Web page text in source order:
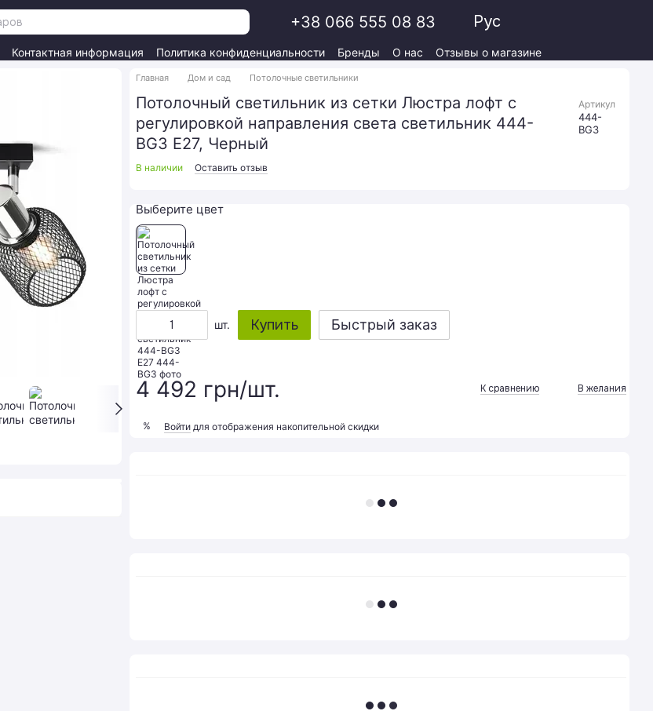
+38 066 555 08 83 Рус
Контактная информация Политика конфиденциальности Бренды О нас Отзывы о магазине
Главная Дом и сад Потолочные светильники
Потолочный светильник из сетки Люстра лофт с
регулировкой направления света светильник 444-
BG3 E27, Черный
Артикул
444-
BG3
В наличии Оставить отзыв
Выберите цвет
шт. Купить Быстрый заказ
4 492 грн/шт. К сравнению В желания
% Войти для отображения накопительной скидки